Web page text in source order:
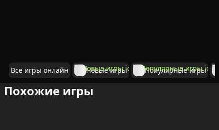
Все игры онлайн Новые игры Популярные игры
Похожие игры